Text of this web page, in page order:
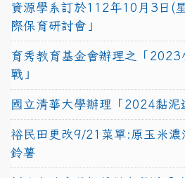
資源學系訂於112年10月3日(
際保育研討會」
育秀教育基金會辦理之「2023
戰」
國立清華大學辦理「2024黏泥
裕民田更改9/21菜單:原玉米濃
鈴薯